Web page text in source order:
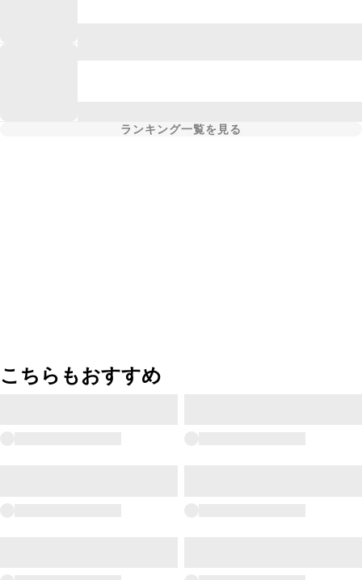
ランキング一覧を見る
こちらもおすすめ